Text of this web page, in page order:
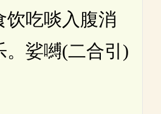
饮吃啖入腹消
。娑嚩(二合引)